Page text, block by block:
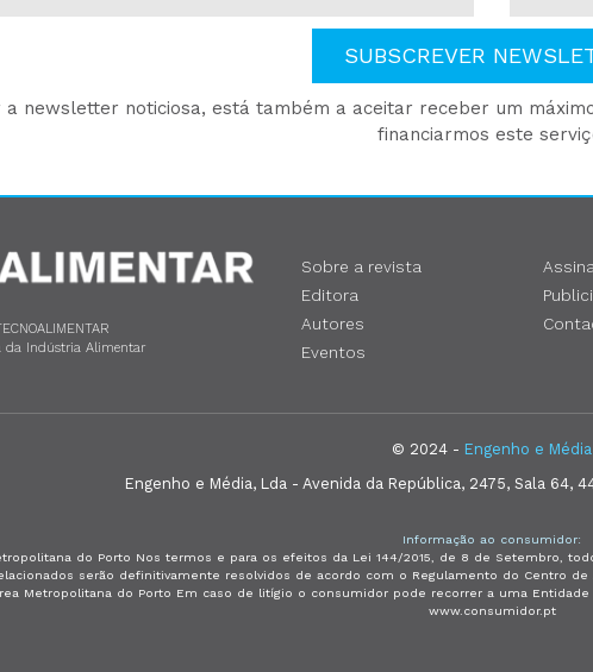
SUBSCREVER
a newsletter noticiosa, está também a aceitar receber um
financiarmos este
da Indústria Alimentar
Sobre a revista
Editora
Autores
Eventos
© 2024 - Engenho e Média
Engenho e Média, Lda - Avenida da República, 2475, Sala 64,
Informação ao consumidor:
do Porto Nos termos e para os efeitos da Lei 144/2015, de 8 de Setembro,
serão definitivamente resolvidos de acordo com o Regulamento do Centro
Metropolitana do Porto Em caso de litígio o consumidor pode recorrer a uma
www.consumidor.pt